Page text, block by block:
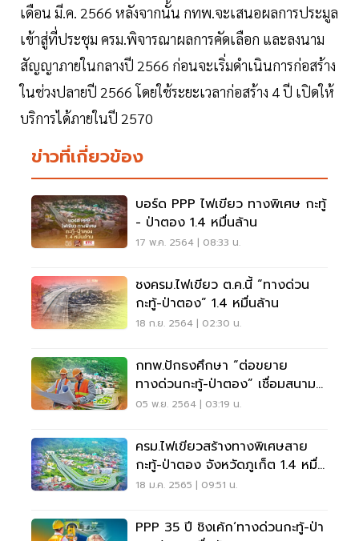
เดือน มี.ค. 2566 หลังจากนั้น กทพ.จะเสนอผลการประมูล
เข้าสู่ที่ประชุม ครม.พิจารณาผลการคัดเลือก และลงนาม
สัญญาภายในกลางปี 2566 ก่อนจะเริ่มดำเนินการก่อสร้าง
ในช่วงปลายปี 2566 โดยใช้ระยะเวลาก่อสร้าง 4 ปี เปิดให้
บริการได้ภายในปี 2570
ข่าวที่เกี่ยวข้อง
บอร์ด PPP ไฟเขียว ทางพิเศษ กะทู้
- ป่าตอง 1.4 หมื่นล้าน
17 พ.ค. 2564 | 08:33 น.
ชงครม.ไฟเขียว ต.ค.นี้ “ทางด่วน
กะทู้-ป่าตอง” 1.4 หมื่นล้าน
18 ก.ย. 2564 | 02:30 น.
กทพ.ปักธงศึกษา “ต่อขยาย
ทางด่วนกะทู้-ป่าตอง” เชื่อมสนาม
บินภูเก็ต
05 พ.ย. 2564 | 03:19 น.
ครม.ไฟเขียวสร้างทางพิเศษสาย
กะทู้-ป่าตอง จังหวัดภูเก็ต 1.4 หมื่น
ล้าน
18 ม.ค. 2565 | 09:51 น.
PPP 35 ปี ชิงเค้ก‘ทางด่วนกะทู้-ป่า